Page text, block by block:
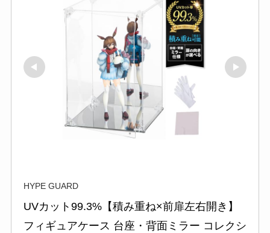
HYPE GUARD
UVカット99.3%【積み重ね×前扉左右開き】
フィギュアケース 台座・背面ミラー コレクシ